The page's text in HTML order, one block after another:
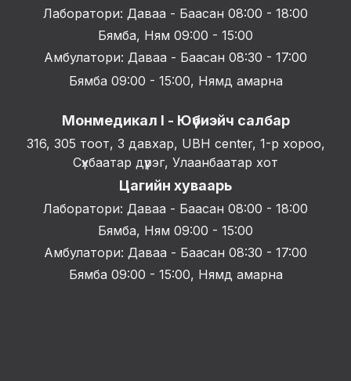
Лаборатори: Даваа - Баасан 08:00 - 18:00
Бямба, Ням 09:00 - 15:00
Амбулатори: Даваа - Баасан 08:30 - 17:00
Бямба 09:00 - 15:00, Нямд амарна
Монмедикал I - Юүбиэйч салбар
316, 305 тоот, 3 давхар, UBH center, 1-р хороо,
Сүхбаатар дүүрэг, Улаанбаатар хот
Цагийн хуваарь
Лаборатори: Даваа - Баасан 08:00 - 18:00
Бямба, Ням 09:00 - 15:00
Амбулатори: Даваа - Баасан 08:30 - 17:00
Бямба 09:00 - 15:00, Нямд амарна